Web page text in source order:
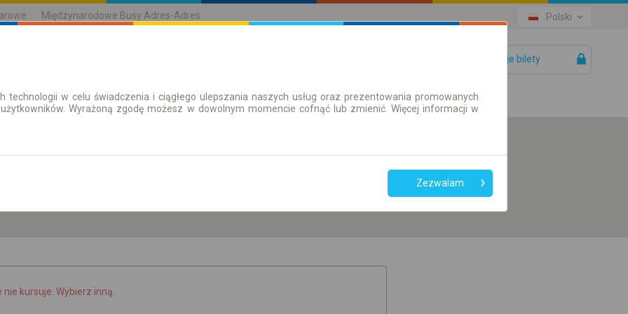
Międzynarodowe Busy Adres-Adres Polski
Twoje bilety
| Bilety Bilety okresowe
przesiadek
Tylko bilet online
nie kursuje. Wybierz inną.
technologii w celu świadczenia i ciągłego ulepszania naszych usług oraz prezentowania promowanych
Wyrażoną zgodę możesz w dowolnym momencie cofnąć lub zmienić. Więcej informacji w
Zezwalam